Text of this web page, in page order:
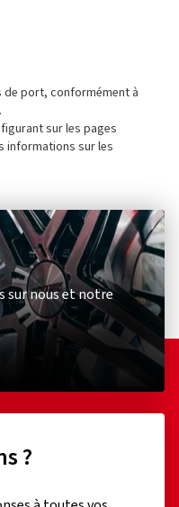
de port, conformément à
.
sur les pages
informations sur les
sur nous et notre
?